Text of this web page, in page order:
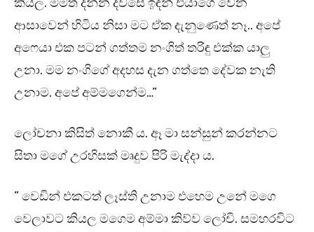
ආසාවෙන් හිටිය නිසා මට ඒක දැනුණෙත් නෑ.. අපේ
අෆෙයා එක පටන් ගත්තම නංගිත් තරිඳු එක්ක යාලු
උනා. මම නංගිගේ අදහස දැන ගත්තෙ දේවක නැති
උනාම. අපේ අම්මගෙන්ම…”
ලෝචනා කිසිත් නොකී ය. ඈ මා සන්සුන් කරන්නට
සිතා මගේ උරහිසක් මෘදුව පිරි මැද්දා ය.
” වෙඩින් එකටත් ලෑස්ති උනාම එහෙම උනේ මගෙ
වෙලාවට කියල මගෙම අම්මා කිව්ව ලෝචි. සමහරවිට